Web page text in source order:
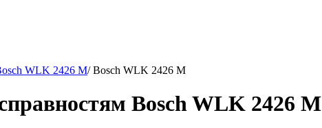
WLK 2426 M/Bosch WLK 2426 M
Bosch WLK 2426 M